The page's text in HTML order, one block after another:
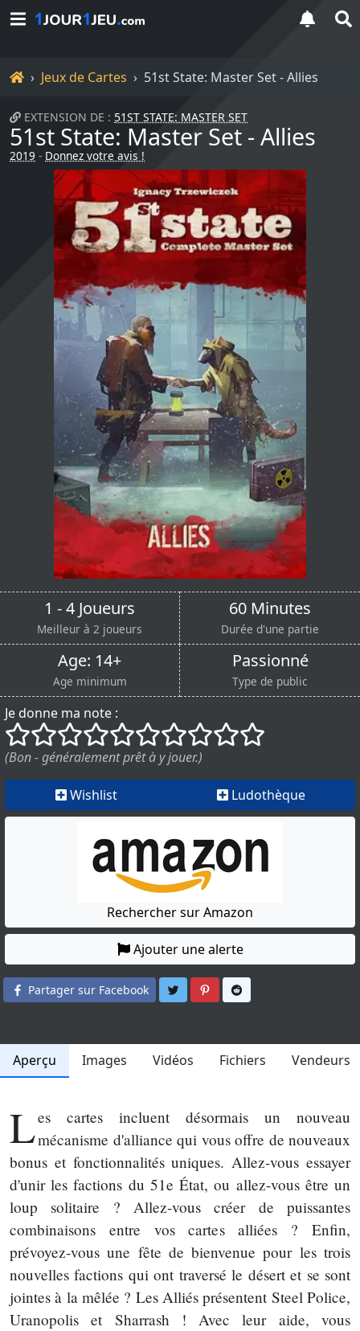
Accueil
Jeux de Cartes 51st State: Master Set - Allies
EXTENSION DE : 51ST STATE: MASTER SET
51st State: Master Set - Allies
2019 - Donnez votre avis !
1 - 4 Joueurs
Meilleur à 2 joueurs
60 Minutes
Durée d'une partie
Age: 14+
Age minimum
Passionné
Type de public
Je donne ma note :
()
() () () () () () () ()
()
(Bon - généralement prêt à y jouer.)
Wishlist Ludothèque
Rechercher sur Amazon
Ajouter une alerte
Partager sur Facebook Partager sur Twitter
Partager sur Pinterest
Aperçu Images Vidéos Fichiers Vendeurs
Les cartes incluent désormais un nouveau
mécanisme d'alliance qui vous offre de nouveaux
bonus et fonctionnalités uniques. Allez-vous essayer
d'unir les factions du 51e État, ou allez-vous être un
loup solitaire ? Allez-vous créer de puissantes
combinaisons entre vos cartes alliées ? Enfin,
prévoyez-vous une fête de bienvenue pour les trois
nouvelles factions qui ont traversé le désert et se sont
jointes à la mêlée ? Les Alliés présentent Steel Police,
Uranopolis et Sharrash ! Avec leur aide, vous